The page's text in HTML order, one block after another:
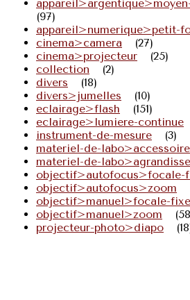
(97)
appareil>numerique>petit-
cinema>camera
(27)
cinema>projecteur
(25)
collection
(2)
divers
(18)
divers>jumelles
(10)
eclairage>flash
(151)
eclairage>lumiere-continue
instrument-de-mesure
(3)
materiel-de-labo>accessoire
materiel-de-
objectif>autofocus>focale-
objectif>autofocus>zoom
objectif>manuel>focale-fixe
objectif>manuel>zoom
projecteur-photo>diapo